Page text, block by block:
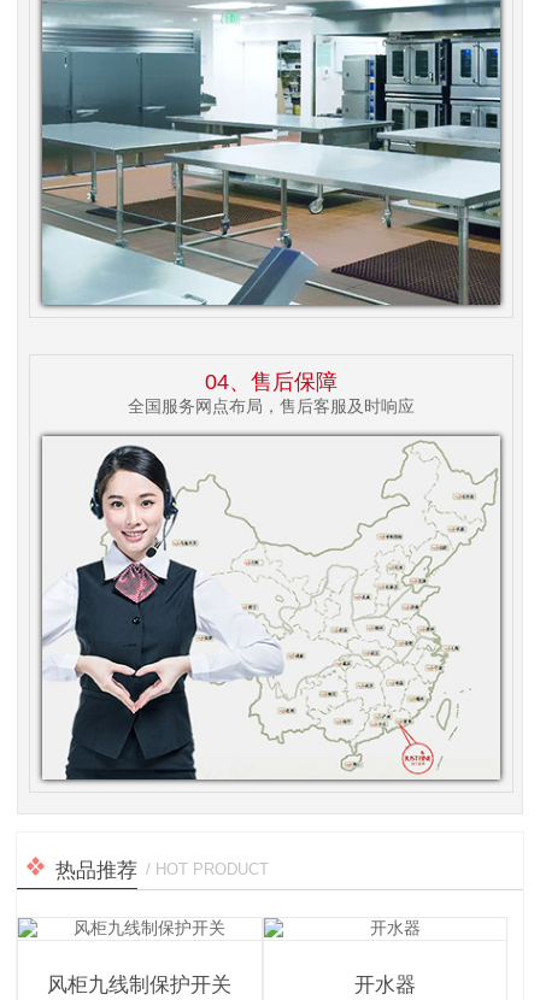
04、售后保障
全国服务网点布局，售后客服及时响应
热品推荐 / HOT PRODUCT
风柜九线制保护开关 开水器